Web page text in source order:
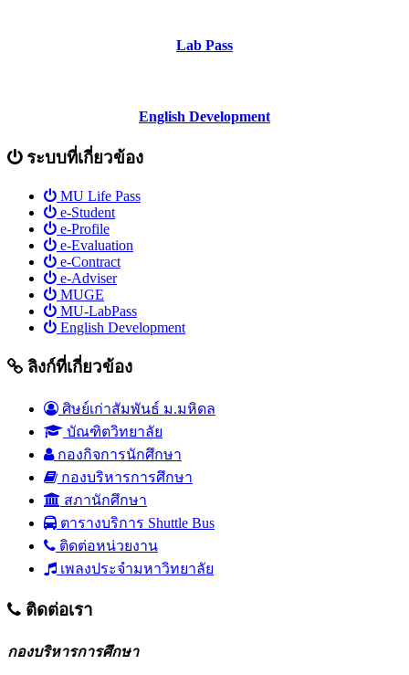
Lab Pass
English Development
ระบบที่เกี่ยวข้อง
MU Life Pass
e-Student
e-Profile
e-Evaluation
e-Contract
e-Adviser
MUGE
MU-LabPass
English Development
ลิงก์ที่เกี่ยวข้อง
ศิษย์เก่าสัมพันธ์ ม.มหิดล
บัณฑิตวิทยาลัย
กองกิจการนักศึกษา
กองบริหารการศึกษา
สภานักศึกษา
ตารางบริการ Shuttle Bus
ติดต่อหน่วยงาน
เพลงประจำมหาวิทยาลัย
ติดต่อเรา
กองบริหารการศึกษา